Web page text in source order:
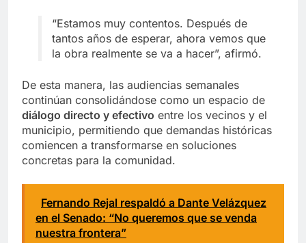
“Estamos muy contentos. Después de
tantos años de esperar, ahora vemos que
la obra realmente se va a hacer”, afirmó.
De esta manera, las audiencias semanales
continúan consolidándose como un espacio de
diálogo directo y efectivo entre los vecinos y el
municipio, permitiendo que demandas históricas
comiencen a transformarse en soluciones
concretas para la comunidad.
Fernando Rejal respaldó a Dante Velázquez
en el Senado: “No queremos que se venda
nuestra frontera”